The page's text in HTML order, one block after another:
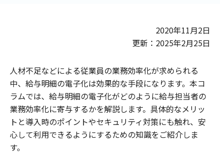
2020年11月2日
更新：2025年2月25日
人材不足などによる従業員の業務効率化が求められる
中、給与明細の電子化は効果的な手段になります。本コ
ラムでは、給与明細の電子化がどのように給与担当者の
業務効率化に寄与するかを解説します。具体的なメリッ
トと導入時のポイントやセキュリティ対策にも触れ、安
心して利用できるようにするための知識をご紹介しま
す。